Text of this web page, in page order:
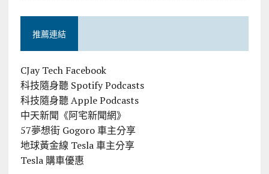
推薦連結
CJay Tech Facebook
科技隨身聽 Spotify Podcasts
科技隨身聽 Apple Podcasts
中天新聞《阿宅新聞網》
57夢想街 Gogoro 車主分享
地球黃金線 Tesla 車主分享
Tesla 購車優惠